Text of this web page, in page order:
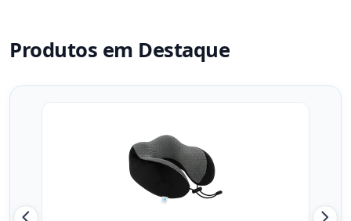
Produtos em Destaque